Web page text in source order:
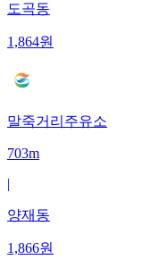
도곡동
1,864원
말죽거리주유소
703m
|
양재동
1,866원